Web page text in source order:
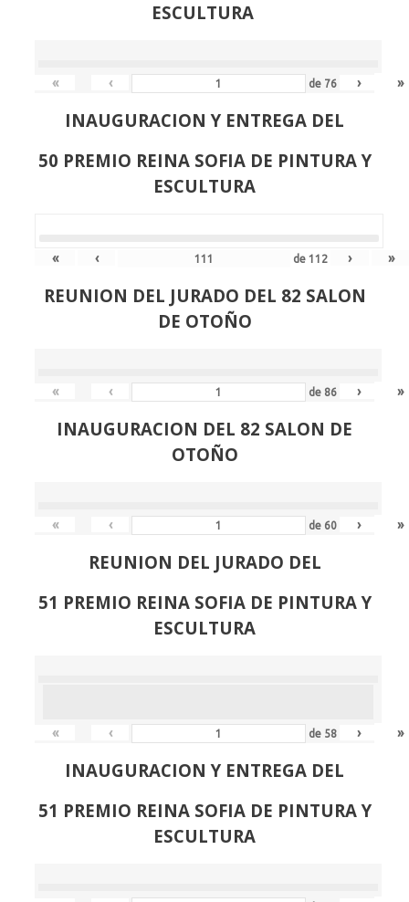
ESCULTURA
« ‹ de 76 › »
INAUGURACION Y ENTREGA DEL
50 PREMIO REINA SOFIA DE PINTURA Y
ESCULTURA
« ‹ de112 › »
REUNION DEL JURADO DEL 82 SALON
DE OTOÑO
« ‹ de 86 › »
INAUGURACION DEL 82 SALON DE
OTOÑO
« ‹ de 60 › »
REUNION DEL JURADO DEL
51 PREMIO REINA SOFIA DE PINTURA Y
ESCULTURA
« ‹ de 58 › »
INAUGURACION Y ENTREGA DEL
51 PREMIO REINA SOFIA DE PINTURA Y
ESCULTURA